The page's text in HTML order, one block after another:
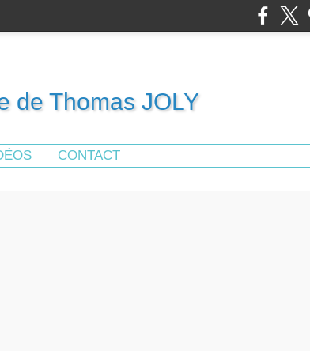
de Thomas JOLY
CONTACT